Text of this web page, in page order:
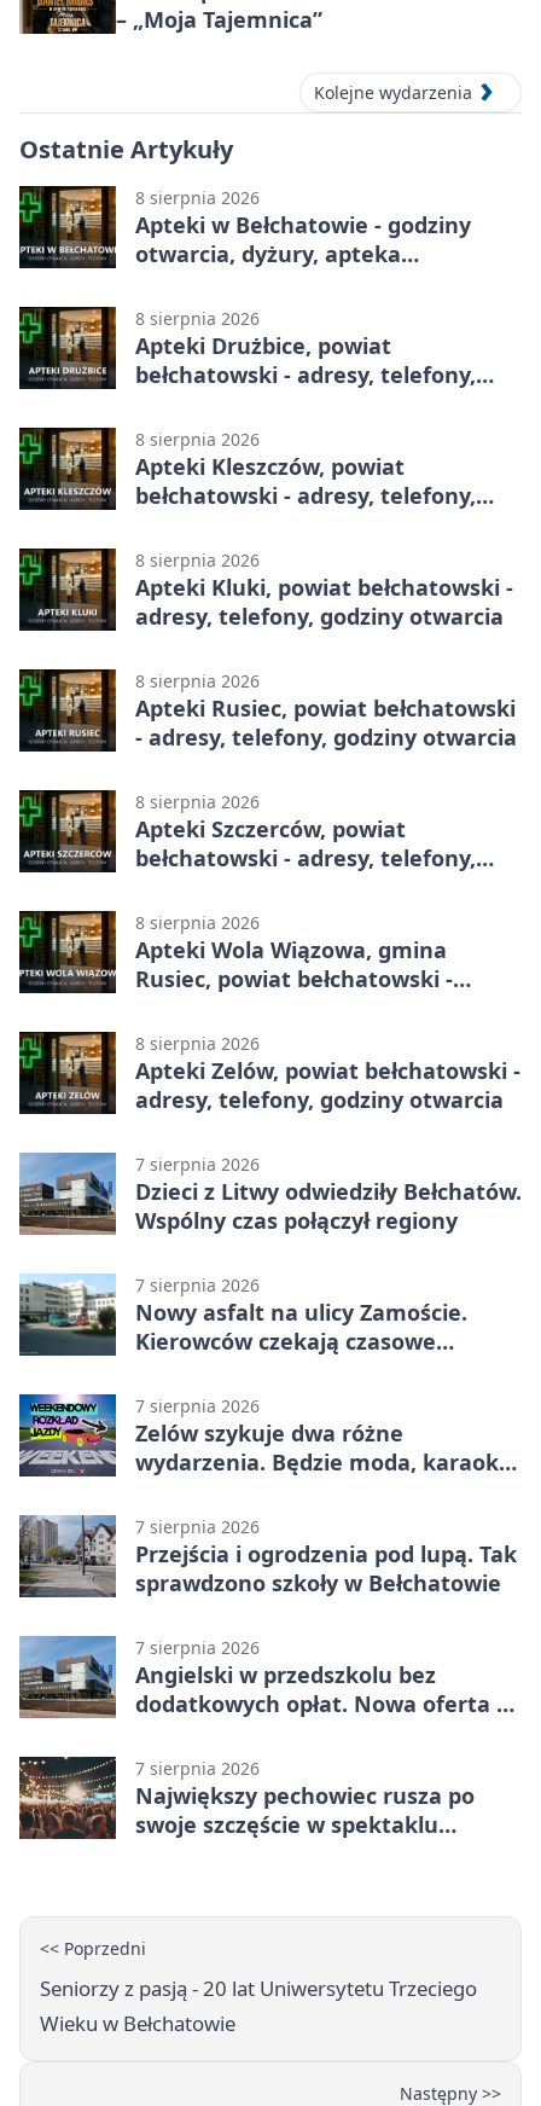
– „Moja Tajemnica”
Kolejne wydarzenia
Ostatnie Artykuły
8 sierpnia 2026
Apteki w Bełchatowie - godziny
otwarcia, dyżury, apteka
8 sierpnia 2026
Apteki Drużbice, powiat
bełchatowski - adresy, telefony,
8 sierpnia 2026
Apteki Kleszczów, powiat
bełchatowski - adresy, telefony,
8 sierpnia 2026
Apteki Kluki, powiat bełchatowski -
adresy, telefony, godziny otwarcia
8 sierpnia 2026
Apteki Rusiec, powiat bełchatowski
- adresy, telefony, godziny otwarcia
8 sierpnia 2026
Apteki Szczerców, powiat
bełchatowski - adresy, telefony,
8 sierpnia 2026
Apteki Wola Wiązowa, gmina
Rusiec, powiat bełchatowski -
8 sierpnia 2026
Apteki Zelów, powiat bełchatowski -
adresy, telefony, godziny otwarcia
7 sierpnia 2026
Dzieci z Litwy odwiedziły Bełchatów.
Wspólny czas połączył regiony
7 sierpnia 2026
Nowy asfalt na ulicy Zamoście.
Kierowców czekają czasowe
7 sierpnia 2026
Zelów szykuje dwa różne
wydarzenia. Będzie moda, karaoke
7 sierpnia 2026
Przejścia i ogrodzenia pod lupą. Tak
sprawdzono szkoły w Bełchatowie
7 sierpnia 2026
Angielski w przedszkolu bez
dodatkowych opłat. Nowa oferta w
7 sierpnia 2026
Największy pechowiec rusza po
swoje szczęście w spektaklu
<< Poprzedni
Seniorzy z pasją - 20 lat Uniwersytetu Trzeciego
Wieku w Bełchatowie
Następny >>